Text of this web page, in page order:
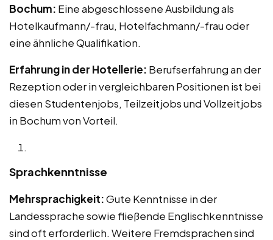
Bochum: Eine abgeschlossene Ausbildung als
Hotelkaufmann/-frau, Hotelfachmann/-frau oder
eine ähnliche Qualifikation.
Erfahrung in der Hotellerie: Berufserfahrung an der
Rezeption oder in vergleichbaren Positionen ist bei
diesen Studentenjobs, Teilzeitjobs und Vollzeitjobs
in Bochum von Vorteil.
Sprachkenntnisse
Mehrsprachigkeit:Gute Kenntnisse in der
Landessprache sowie fließende Englischkenntnisse
sind oft erforderlich. Weitere Fremdsprachen sind